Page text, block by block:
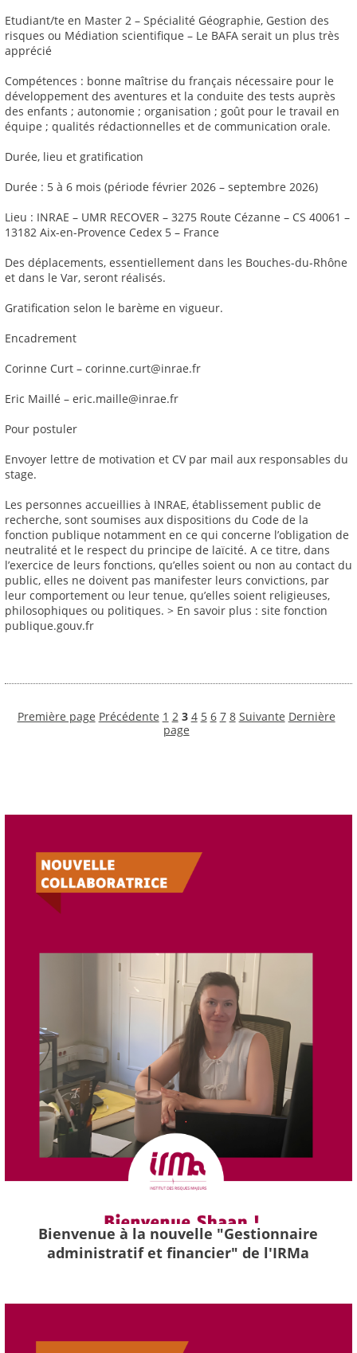
Etudiant/te en Master 2 – Spécialité Géographie, Gestion des
risques ou Médiation scientifique – Le BAFA serait un plus très
apprécié
Compétences : bonne maîtrise du français nécessaire pour le
développement des aventures et la conduite des tests auprès
des enfants ; autonomie ; organisation ; goût pour le travail en
équipe ; qualités rédactionnelles et de communication orale.
Durée, lieu et gratification
Durée : 5 à 6 mois (période février 2026 – septembre 2026)
Lieu : INRAE – UMR RECOVER – 3275 Route Cézanne – CS 40061 –
13182 Aix-en-Provence Cedex 5 – France
Des déplacements, essentiellement dans les Bouches-du-Rhône
et dans le Var, seront réalisés.
Gratification selon le barème en vigueur.
Encadrement
Corinne Curt – corinne.curt@inrae.fr
Eric Maillé – eric.maille@inrae.fr
Pour postuler
Envoyer lettre de motivation et CV par mail aux responsables du
stage.
Les personnes accueillies à INRAE, établissement public de
recherche, sont soumises aux dispositions du Code de la
fonction publique notamment en ce qui concerne l’obligation de
neutralité et le respect du principe de laïcité. A ce titre, dans
l’exercice de leurs fonctions, qu’elles soient ou non au contact du
public, elles ne doivent pas manifester leurs convictions, par
leur comportement ou leur tenue, qu’elles soient religieuses,
philosophiques ou politiques. > En savoir plus : site fonction
publique.gouv.fr
Première page Précédente 1 2 3 4 5 6 7 8 Suivante Dernière
page
Bienvenue à la nouvelle "Gestionnaire
administratif et financier" de l'IRMa